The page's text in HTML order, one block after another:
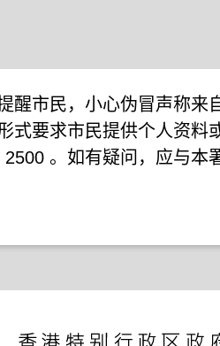
醒市民，小心伪冒声称来
式要求市民提供个人资料
2500 。如有疑问，应与本
九年十月八日的新闻公报
九年七月二十六日的新闻
七年四月二十八日的新闻